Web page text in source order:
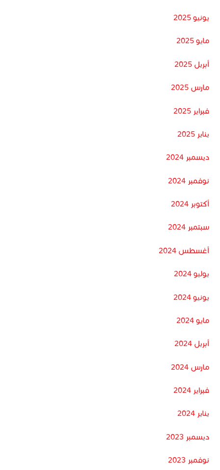
يونيو 2025
مايو 2025
أبريل 2025
مارس 2025
فبراير 2025
يناير 2025
ديسمبر 2024
نوفمبر 2024
أكتوبر 2024
سبتمبر 2024
أغسطس 2024
يوليو 2024
يونيو 2024
مايو 2024
أبريل 2024
مارس 2024
فبراير 2024
يناير 2024
ديسمبر 2023
نوفمبر 2023